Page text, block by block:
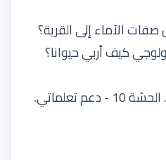
صفات الآماء إلى القرية؟
كيف أربي حيوانا؟
تعلماتي.